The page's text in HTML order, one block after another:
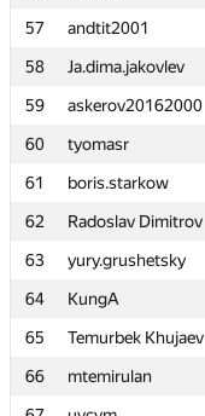
57
andtit2001
58
Ja.dima.jakovlev
59
askerov20162000
60
tyomasr
61
boris.starkow
62
Radoslav Dimitrov
63
yury.grushetsky
64
KungA
65
Temurbek Khujaev
66
mtemirulan
57
andtit2001
58
Ja.dima.jakovlev
59
askerov20162000
60
tyomasr
61
boris.starkow
62
Radoslav Dimitrov
63
yury.grushetsky
64
KungA
65
Temurbek Khujaev
66
mtemirulan